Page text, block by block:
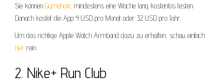
Sie können Gymaholic mindestens eine Woche lang kostenlos testen.
Danach kostet die App 4 USD pro Monat oder 32 USD pro Jahr.
Um das richtige Apple Watch Armband dazu zu erhalten, schau einfach
hier rein
2. Nike+ Run Club